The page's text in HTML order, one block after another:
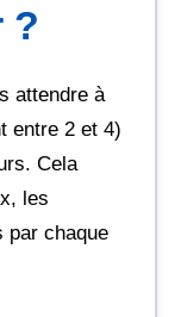
?
attendre à
entre 2 et 4)
Cela
les
par chaque